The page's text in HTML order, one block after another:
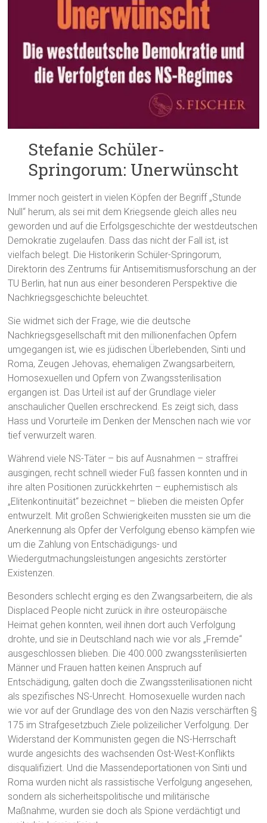
Stefanie Schüler-
Springorum: Unerwünscht
Immer noch geistert in vielen Köpfen der Begriff „Stunde
Null“ herum, als sei mit dem Kriegsende gleich alles neu
geworden und auf die Erfolgsgeschichte der westdeutschen
Demokratie zugelaufen. Dass das nicht der Fall ist, ist
vielfach belegt. Die Historikerin Schüler-Springorum,
Direktorin des Zentrums für Antisemitismusforschung an der
TU Berlin, hat nun aus einer besonderen Perspektive die
Nachkriegsgeschichte beleuchtet.
Sie widmet sich der Frage, wie die deutsche
Nachkriegsgesellschaft mit den millionenfachen Opfern
umgegangen ist, wie es jüdischen Überlebenden, Sinti und
Roma, Zeugen Jehovas, ehemaligen Zwangsarbeitern,
Homosexuellen und Opfern von Zwangssterilisation
ergangen ist. Das Urteil ist auf der Grundlage vieler
anschaulicher Quellen erschreckend. Es zeigt sich, dass
Hass und Vorurteile im Denken der Menschen nach wie vor
tief verwurzelt waren.
Während viele NS-Täter – bis auf Ausnahmen – straffrei
ausgingen, recht schnell wieder Fuß fassen konnten und in
ihre alten Positionen zurückkehrten – euphemistisch als
„Elitenkontinuität“ bezeichnet – blieben die meisten Opfer
entwurzelt. Mit großen Schwierigkeiten mussten sie um die
Anerkennung als Opfer der Verfolgung ebenso kämpfen wie
um die Zahlung von Entschädigungs- und
Wiedergutmachungsleistungen angesichts zerstörter
Existenzen.
Besonders schlecht erging es den Zwangsarbeitern, die als
Displaced People nicht zurück in ihre osteuropäische
Heimat gehen konnten, weil ihnen dort auch Verfolgung
drohte, und sie in Deutschland nach wie vor als „Fremde“
ausgeschlossen blieben. Die 400.000 zwangssterilisierten
Männer und Frauen hatten keinen Anspruch auf
Entschädigung, galten doch die Zwangssterilisationen nicht
als spezifisches NS-Unrecht. Homosexuelle wurden nach
wie vor auf der Grundlage des von den Nazis verschärften §
175 im Strafgesetzbuch Ziele polizeilicher Verfolgung. Der
Widerstand der Kommunisten gegen die NS-Herrschaft
wurde angesichts des wachsenden Ost-West-Konflikts
disqualifiziert. Und die Massendeportationen von Sinti und
Roma wurden nicht als rassistische Verfolgung angesehen,
sondern als sicherheitspolitische und militärische
Maßnahme, wurden sie doch als Spione verdächtigt und